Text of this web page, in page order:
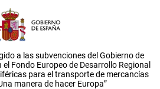
a las subvenciones del Gobierno de
Fondo Europeo de Desarrollo Regional
para el transporte de mercancías
manera de hacer Europa”